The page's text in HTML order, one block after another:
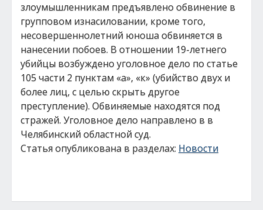
злоумышленникам предъявлено обвинение в
групповом изнасиловании, кроме того,
несовершеннолетний юноша обвиняется в
нанесении побоев. В отношении 19-летнего
убийцы возбуждено уголовное дело по статье
105 части 2 пунктам «а», «к» (убийство двух и
более лиц, с целью скрыть другое
преступление). Обвиняемые находятся под
стражей. Уголовное дело направлено в в
Челябинский областной суд.
Статья опубликована в разделах: Новости